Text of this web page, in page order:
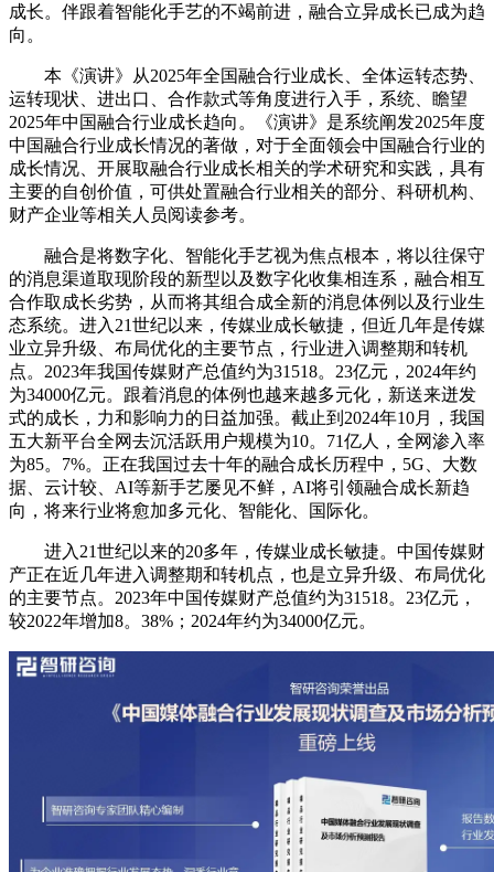
成长。伴跟着智能化手艺的不竭前进，融合立异成长已成为趋
向。
本《演讲》从2025年全国融合行业成长、全体运转态势、
运转现状、进出口、合作款式等角度进行入手，系统、瞻望
2025年中国融合行业成长趋向。《演讲》是系统阐发2025年度
中国融合行业成长情况的著做，对于全面领会中国融合行业的
成长情况、开展取融合行业成长相关的学术研究和实践，具有
主要的自创价值，可供处置融合行业相关的部分、科研机构、
财产企业等相关人员阅读参考。
融合是将数字化、智能化手艺视为焦点根本，将以往保守
的消息渠道取现阶段的新型以及数字化收集相连系，融合相互
合作取成长劣势，从而将其组合成全新的消息体例以及行业生
态系统。进入21世纪以来，传媒业成长敏捷，但近几年是传媒
业立异升级、布局优化的主要节点，行业进入调整期和转机
点。2023年我国传媒财产总值约为31518。23亿元，2024年约
为34000亿元。跟着消息的体例也越来越多元化，新送来迸发
式的成长，力和影响力的日益加强。截止到2024年10月，我国
五大新平台全网去沉活跃用户规模为10。71亿人，全网渗入率
为85。7%。正在我国过去十年的融合成长历程中，5G、大数
据、云计较、AI等新手艺屡见不鲜，AI将引领融合成长新趋
向，将来行业将愈加多元化、智能化、国际化。
进入21世纪以来的20多年，传媒业成长敏捷。中国传媒财
产正在近几年进入调整期和转机点，也是立异升级、布局优化
的主要节点。2023年中国传媒财产总值约为31518。23亿元，
较2022年增加8。38%；2024年约为34000亿元。